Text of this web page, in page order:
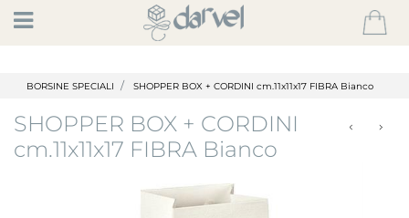
Open
BORSINE SPECIALI SHOPPER BOX + CORDINI cm.11x11x17 FIBRA Bianco
SHOPPER BOX + CORDINI
cm.11x11x17 FIBRA Bianco